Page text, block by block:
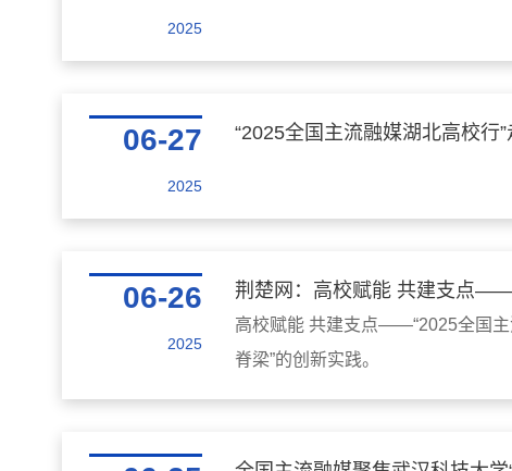
2025
06-27
2025
“2025全国主流融媒湖北高校行
06-26
2025
荆楚网：高校赋能 共建支点
高校赋能 共建支点——“2025全国主
脊梁”的创新实践。